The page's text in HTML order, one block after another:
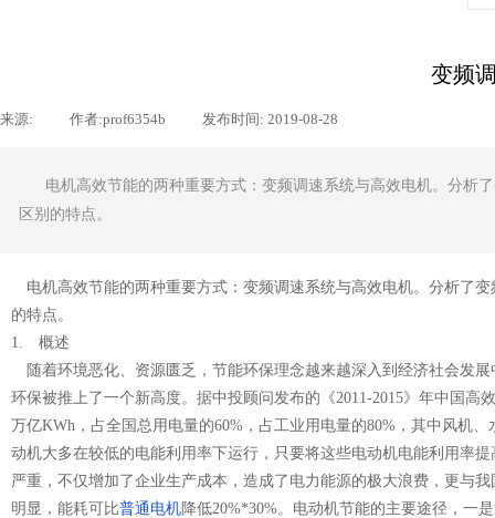
变频
来源: 作者:prof6354b 发布时间: 2019-08-28
电机高效节能的两种重要方式：变频调速系统与高效电机。分析
区别的特点。
电机高效节能的两种重要方式：变频调速系统与高效电机。分析了
的特点。
1. 概述
随着环境恶化、资源匮乏，节能环保理念越来越深入到经济社会发
环保被推上了一个新高度。据中投顾问发布的《2011-2015》年中国
万亿KWh，占全国总用电量的60%，占工业用电量的80%，其中风机
动机大多在较低的电能利用率下运行，只要将这些电动机电能利用率
严重，不仅增加了企业生产成本，造成了电力能源的极大浪费，更与
明显，能耗可比普通电机降低20%*30%。电动机节能的主要途径，